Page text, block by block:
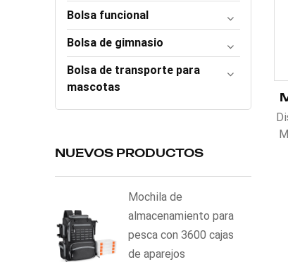
Bolsa funcional
Bolsa de gimnasio
Bolsa de transporte para
mascotas
NUEVOS PRODUCTOS
Mochila de
almacenamiento para
pesca con 3600 cajas
de aparejos